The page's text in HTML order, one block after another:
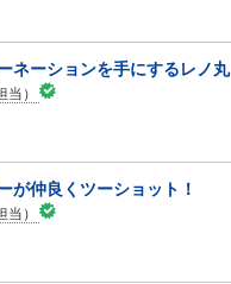
ネーションを手にするレノ丸
）
が仲良くツーショット！
）